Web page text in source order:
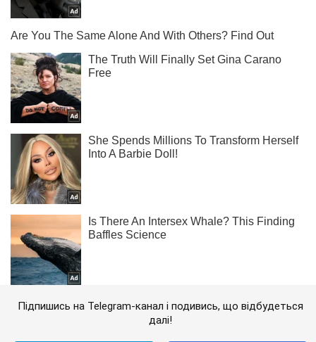
Підпишись на Telegram-канал і подивись, що відбудеться
далі!